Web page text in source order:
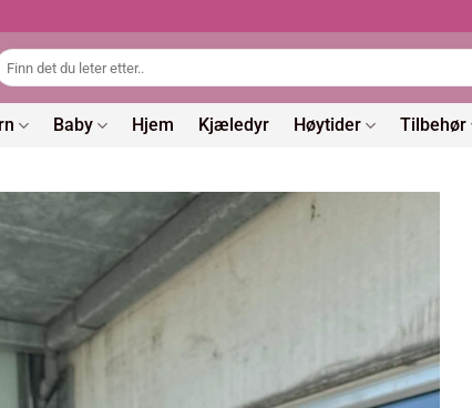
Baby Hjem Kjæledyr Høytider Tilbehør